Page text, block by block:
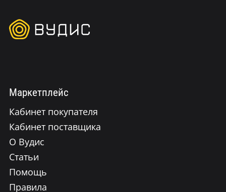
Маркетплейс
Кабинет покупателя
Кабинет поставщика
О Вудис
Статьи
Помощь
Правила